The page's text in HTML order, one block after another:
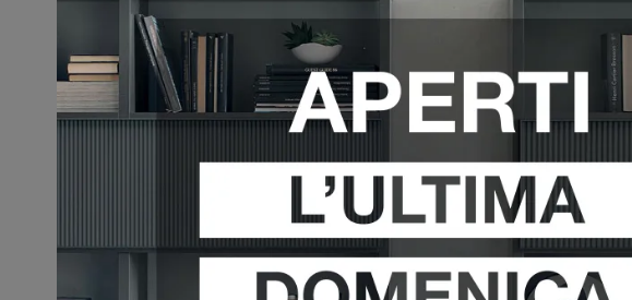
VEDI DI PIÙ
SAKURA 19
VEDI DI PIÙ
SAKURA 20